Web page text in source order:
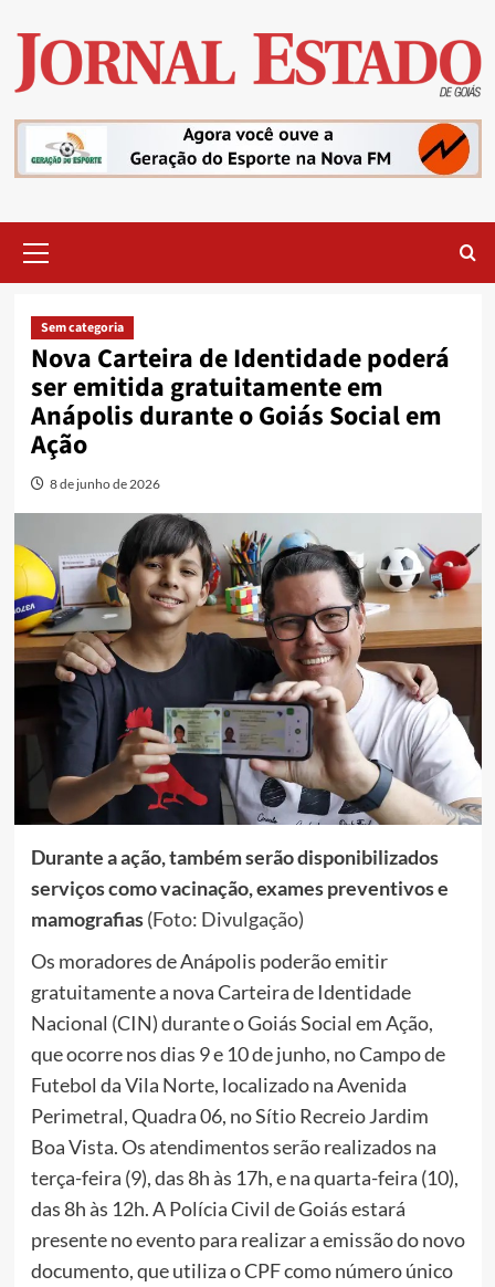
content
Menu
Sem categoria
Nova Carteira de Identidade poderá
ser emitida gratuitamente em
Anápolis durante o Goiás Social em
Ação
8 de junho de 2026
Durante a ação, também serão disponibilizados
serviços como vacinação, exames preventivos e
mamografias (Foto: Divulgação)
Os moradores de Anápolis poderão emitir
gratuitamente a nova Carteira de Identidade
Nacional (CIN) durante o Goiás Social em Ação,
que ocorre nos dias 9 e 10 de junho, no Campo de
Futebol da Vila Norte, localizado na Avenida
Perimetral, Quadra 06, no Sítio Recreio Jardim
Boa Vista. Os atendimentos serão realizados na
terça-feira (9), das 8h às 17h, e na quarta-feira (10),
das 8h às 12h. A Polícia Civil de Goiás estará
presente no evento para realizar a emissão do novo
documento, que utiliza o CPF como número único